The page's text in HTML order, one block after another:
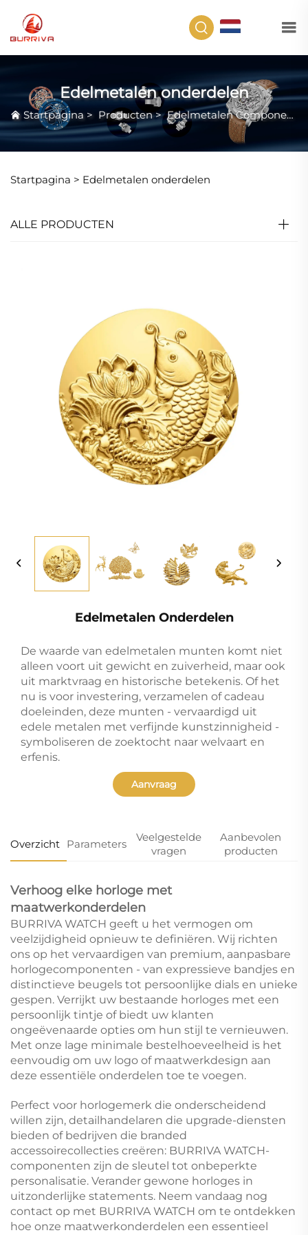
Edelmetalen onderdelen
Startpagina> Producten>Edelmetalen Componenten
Startpagina > Edelmetalen onderdelen
ALLE PRODUCTEN
Edelmetalen Onderdelen
De waarde van edelmetalen munten komt niet
alleen voort uit gewicht en zuiverheid, maar ook
uit marktvraag en historische betekenis. Of het
nu is voor investering, verzamelen of cadeau
doeleinden, deze munten - vervaardigd uit
edele metalen met verfijnde kunstzinnigheid -
symboliseren de zoektocht naar welvaart en
erfenis.
Aanvraag
Overzicht Parameters
Veelgestelde
vragen
Aanbevolen
producten
Verhoog elke horloge met
maatwerkonderdelen
BURRIVA WATCH geeft u het vermogen om
veelzijdigheid opnieuw te definiëren. Wij richten
ons op het vervaardigen van premium, aanpasbare
horlogecomponenten - van expressieve bandjes en
distinctieve beugels tot persoonlijke dials en unieke
gespen. Verrijkt uw bestaande horloges met een
persoonlijk tintje of biedt uw klanten
ongeëvenaarde opties om hun stijl te vernieuwen.
Met onze lage minimale bestelhoeveelheid is het
eenvoudig om uw logo of maatwerkdesign aan
deze essentiële onderdelen toe te voegen.
Perfect voor horlogemerk die onderscheidend
willen zijn, detailhandelaren die upgrade-diensten
bieden of bedrijven die branded
accessoirecollecties creëren: BURRIVA WATCH-
componenten zijn de sleutel tot onbeperkte
personalisatie. Verander gewone horloges in
uitzonderlijke statements. Neem vandaag nog
contact op met BURRIVA WATCH om te ontdekken
hoe onze maatwerkonderdelen een essentieel